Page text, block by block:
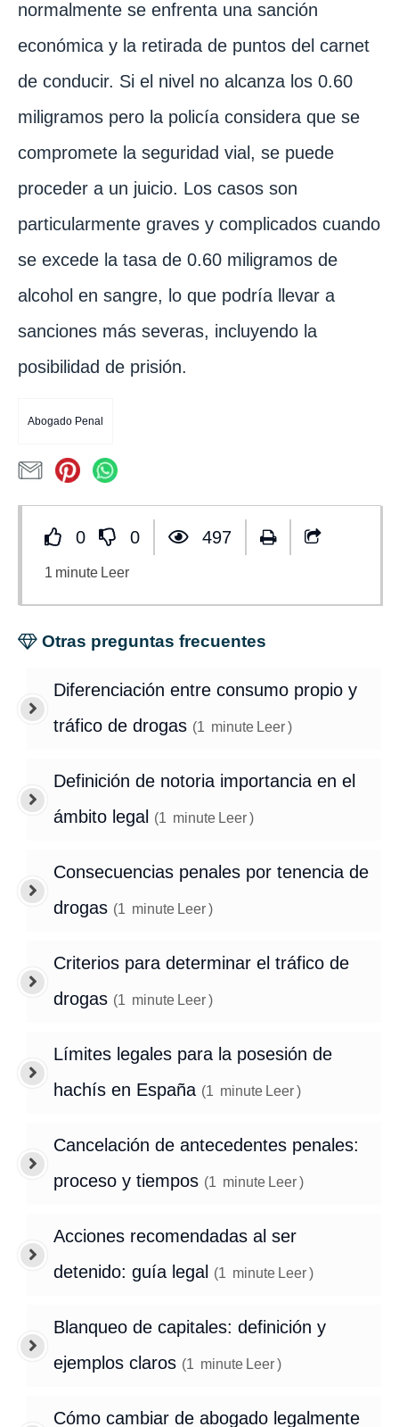
normalmente se enfrenta una sanción
económica y la retirada de puntos del carnet
de conducir. Si el nivel no alcanza los 0.60
miligramos pero la policía considera que se
compromete la seguridad vial, se puede
proceder a un juicio. Los casos son
particularmente graves y complicados cuando
se excede la tasa de 0.60 miligramos de
alcohol en sangre, lo que podría llevar a
sanciones más severas, incluyendo la
posibilidad de prisión.
Abogado Penal
0 0 497
1 minute Leer
Otras preguntas frecuentes
Diferenciación entre consumo propio y
tráfico de drogas (1 minute Leer)
Definición de notoria importancia en el
ámbito legal
(1 minute Leer)
Consecuencias penales por tenencia de
drogas (1 minute Leer)
Criterios para determinar el tráfico de
drogas (1 minute Leer)
Límites legales para la posesión de
hachís en España (1 minute Leer)
Cancelación de antecedentes penales:
proceso y tiempos (1 minute Leer)
Acciones recomendadas al ser
detenido: guía legal
(1 minute Leer)
Blanqueo de capitales: definición y
ejemplos claros (1 minute Leer)
Cómo cambiar de abogado legalmente